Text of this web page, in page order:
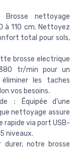
Brosse nettoyage
à 110 cm. Nettoyez
total pour sols,
brosse electrique
tr/min pour un
les taches
vos besoins.
：Équipée d'une
nettoyage assure
rapide via port USB-
niveaux.
notre brosse